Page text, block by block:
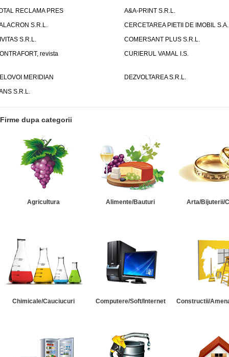
RECLAMA PRES
A&A-PRINT S.R.L.
S.R.L.
CERCETAREA PIETII DE IMOBIL S.A.
S.R.L.
COMERSANT PLUS S.R.L.
revista
CURIERUL VAMAL I.S.
MERIDIAN
DEZVOLTAREA S.R.L.
S.R.L.
Firme dupa categorii
Agricultura Alimente/Bauturi Arta/Bijuterii/
Chimicale/Cauciucuri Computere/Soft/Internet Constructii/